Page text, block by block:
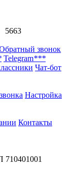
5663
звонок
Telegram***
Чат-бот
Настройка
Контакты